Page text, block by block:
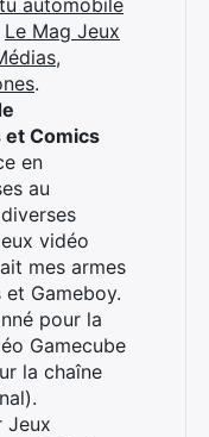
automobile
Le Mag Jeux
.
et Comics
en
au
vidéo
mes armes
Gameboy.
pour la
Gamecube
la chaîne
Jeux